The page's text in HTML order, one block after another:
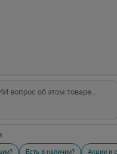
Есть в наличии? Акции и